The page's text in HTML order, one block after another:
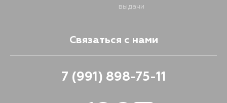
выдачи
Связаться с нами
7 (991) 898-75-11